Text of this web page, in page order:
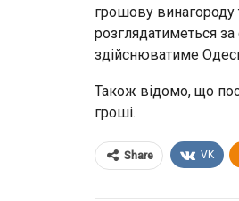
грошову винагороду
розглядатиметься
здійснюватиме
Також відомо, що
гроші.
Share VK